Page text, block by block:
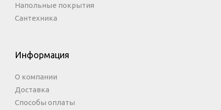
Напольные покрытия
Сантехника
Информация
О компании
Доставка
Способы оплаты